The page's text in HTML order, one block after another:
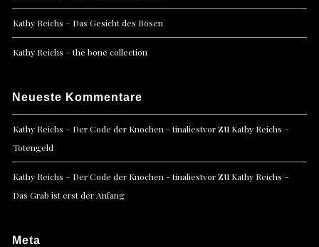
Kathy Reichs – Das Gesicht des Bösen
Kathy Reichs – the bone collection
Neueste Kommentare
Kathy Reichs – Der Code der Knochen - tinaliestvorzu Kathy Reichs –
Totengeld
Kathy Reichs – Der Code der Knochen - tinaliestvorzu Kathy Reichs –
Das Grab ist erst der Anfang
Meta